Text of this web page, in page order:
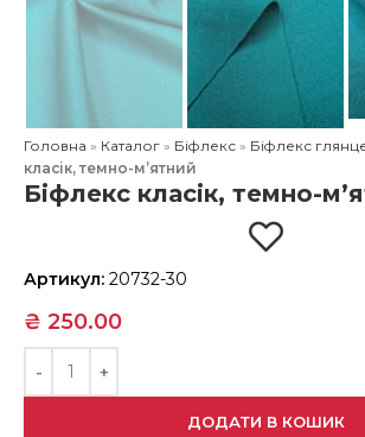
Головна » Каталог » Біфлекс » Біфлекс
класік, темно-м’ятний
Біфлекс класік, темно-
Артикул:20732-30
₴ 250.00
ДОДАТИ В КОШИК